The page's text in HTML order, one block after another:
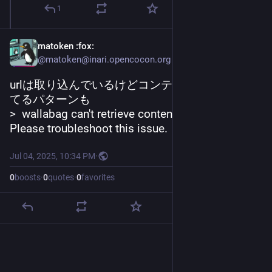
1
matoken :fox:
@matoken@inari.opencocon.org
urlは取り込んでいるけどコンテンツ取得失敗し
てるパターンも
>  wallabag can't retrieve contents for this article.
Please troubleshoot this issue.
Jul 04, 2025, 10:34 PM·
0boosts·0quotes·0favorites